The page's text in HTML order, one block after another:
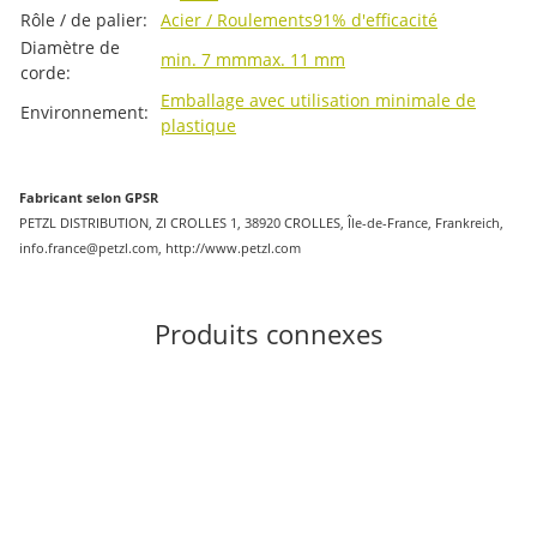
Rôle / de palier:
Acier / Roulements91% d'efficacité
Diamètre de
corde:
min. 7 mmmax. 11 mm
Environnement:
Emballage avec utilisation minimale de
plastique
Fabricant selon GPSR
PETZL DISTRIBUTION, ZI CROLLES 1, 38920 CROLLES, Île-de-France, Frankreich,
info.france@petzl.com, http://www.petzl.com
Produits connexes